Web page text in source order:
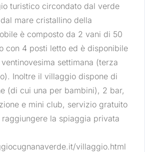
turistico circondato dal verde
mare cristallino della
è composto da 2 vani di 50
con 4 posti letto ed è disponibile
settimana (terza
Inoltre il villaggio dispone di
(di cui una per bambini), 2 bar,
e mini club, servizio gratuito
la spiaggia privata
villaggio.html